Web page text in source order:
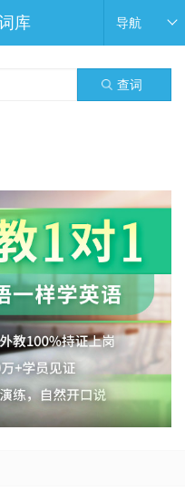
库 导航
查词